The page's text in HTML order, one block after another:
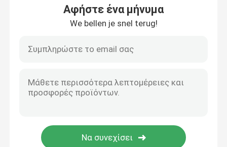
Αφήστε ένα μήνυμα
We bellen je snel terug!